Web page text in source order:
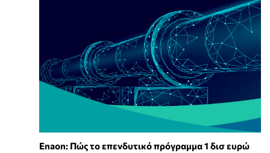
Enaon: Πώς το επενδυτικό πρόγραμμα 1 δισ ευρώ